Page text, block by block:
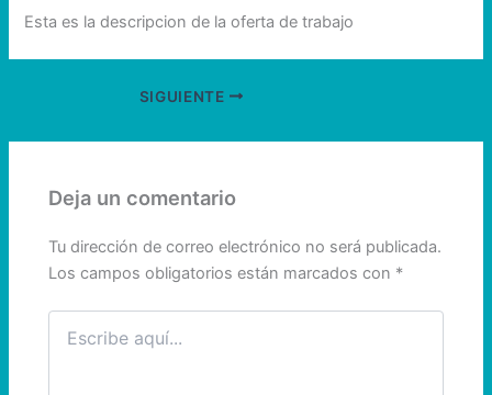
Esta es la descripcion de la oferta de trabajo
SIGUIENTE
Deja un comentario
Tu dirección de correo electrónico no será publicada.
Los campos obligatorios están marcados con *
Escribe
aquí...